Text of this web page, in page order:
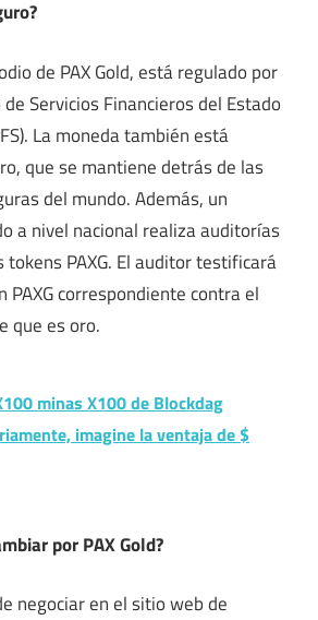
de PAX Gold, está regulado por
Servicios Financieros del Estado
La moneda también está
que se mantiene detrás de las
del mundo. Además, un
a nivel nacional realiza auditorías
tokens PAXG. El auditor testificará
correspondiente contra el
que es oro.
minas X100 de Blockdag
imagine la ventaja de $
por PAX Gold?
negociar en el sitio web de